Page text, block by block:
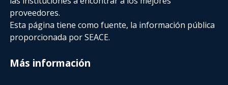
proveedores.
Esta página tiene como fuente, la información pública
proporcionada por SEACE.
Más información